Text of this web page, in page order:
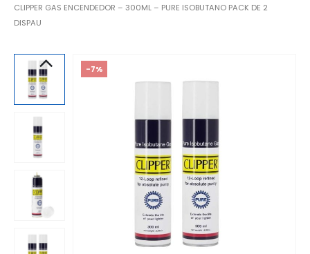
CLIPPER GAS ENCENDEDOR – 300ML – PURE ISOBUTANO PACK DE 2
DISPAU
-7%